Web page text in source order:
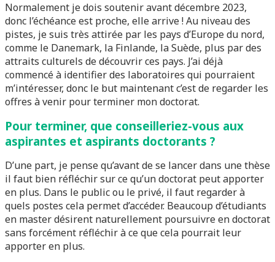
Normalement je dois soutenir avant décembre 2023,
donc l’échéance est proche, elle arrive ! Au niveau des
pistes, je suis très attirée par les pays d’Europe du nord,
comme le Danemark, la Finlande, la Suède, plus par des
attraits culturels de découvrir ces pays. J’ai déjà
commencé à identifier des laboratoires qui pourraient
m’intéresser, donc le but maintenant c’est de regarder les
offres à venir pour terminer mon doctorat.
Pour terminer, que conseilleriez-vous aux
aspirantes et aspirants doctorants ?
D’une part, je pense qu’avant de se lancer dans une thèse
il faut bien réfléchir sur ce qu’un doctorat peut apporter
en plus. Dans le public ou le privé, il faut regarder à
quels postes cela permet d’accéder. Beaucoup d’étudiants
en master désirent naturellement poursuivre en doctorat
sans forcément réfléchir à ce que cela pourrait leur
apporter en plus.